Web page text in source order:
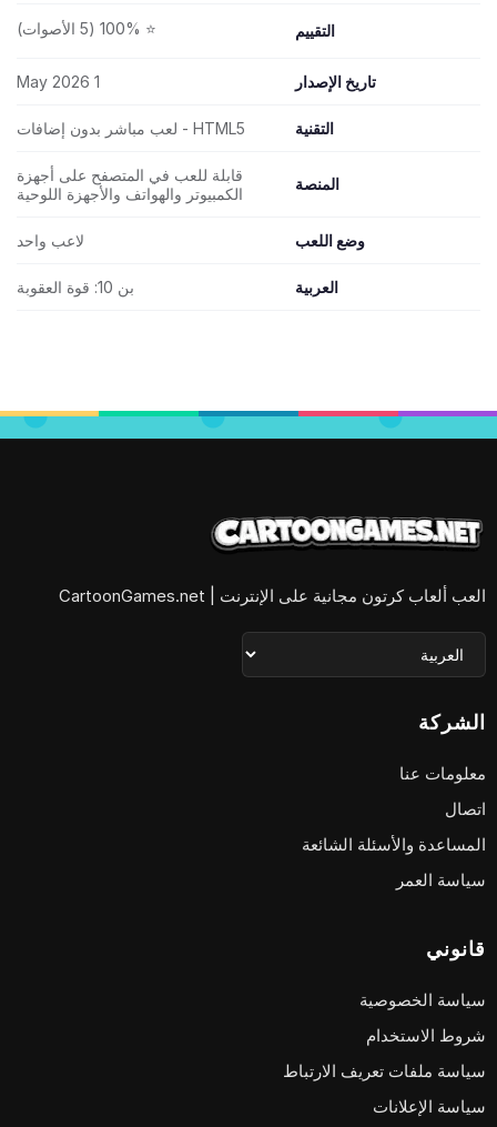
التقييم ⭐ 100% (5 الأصوات)
تاريخ الإصدار 1 May 2026
التقنية HTML5 - لعب مباشر بدون إضافات
المنصة
قابلة للعب في المتصفح على أجهزة
الكمبيوتر والهواتف والأجهزة اللوحية
وضع اللعب لاعب واحد
العربية بن 10: قوة العقوبة
العب ألعاب كرتون مجانية على الإنترنت | CartoonGames.net
الشركة
معلومات عنا
اتصال
المساعدة والأسئلة الشائعة
سياسة العمر
قانوني
سياسة الخصوصية
شروط الاستخدام
سياسة ملفات تعريف الارتباط
سياسة الإعلانات